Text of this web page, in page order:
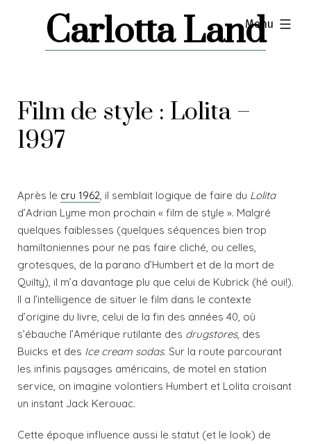
Carlotta Land
Menu
expanded
Film de style : Lolita –
1997
Après le cru 1962, il semblait logique de faire du Lolita
d’Adrian Lyme mon prochain « film de style ». Malgré
quelques faiblesses (quelques séquences bien trop
hamiltoniennes pour ne pas faire cliché, ou celles,
grotesques, de la parano d’Humbert et de la mort de
Quilty), il m’a davantage plu que celui de Kubrick (hé oui!).
Il a l’intelligence de situer le film dans le contexte
d’origine du livre, celui de la fin des années 40, où
s’ébauche l’Amérique rutilante des drugstores, des
Buicks et des Ice cream sodas. Sur la route parcourant
les infinis paysages américains, de motel en station
service, on imagine volontiers Humbert et Lolita croisant
un instant Jack Kerouac.
Cette époque influence aussi le statut (et le look) de